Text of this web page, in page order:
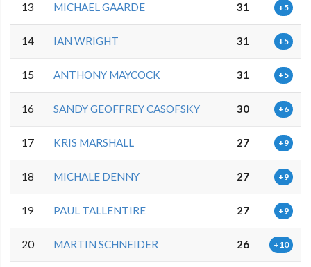
13 MICHAEL GAARDE 31 +5
14 IAN WRIGHT 31 +5
15 ANTHONY MAYCOCK 31 +5
16 SANDY GEOFFREY CASOFSKY 30 +6
17 KRIS MARSHALL 27 +9
18 MICHALE DENNY 27 +9
19 PAUL TALLENTIRE 27 +9
20 MARTIN SCHNEIDER 26 +10